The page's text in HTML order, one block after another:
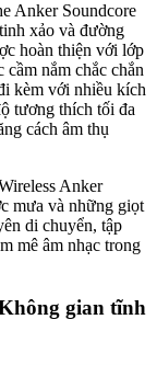
Anker Soundcore
xảo và đường
hoàn thiện với lớp
nắm chắc chắn
kèm với nhiều kích
tương thích tối đa
cách âm thụ
Anker
mưa và những giọt
di chuyển, tập
mê âm nhạc trong
gian tĩnh